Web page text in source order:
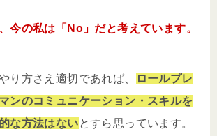
今の私は「No」だと考えています。
り方さえ適切であれば、
ロールプレ
ンのコミュニケーション・スキルを
な方法はないとすら思っています。